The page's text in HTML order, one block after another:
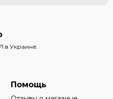
в Украине.
Помощь